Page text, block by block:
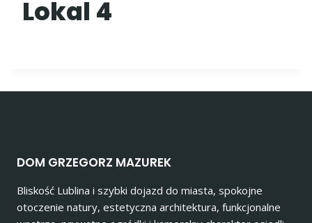
Lokal 4
DOM GRZEGORZ MAZUREK
Bliskość Lublina i szybki dojazd do miasta, spokojne
otoczenie natury, estetyczna architektura, funkcjonalne